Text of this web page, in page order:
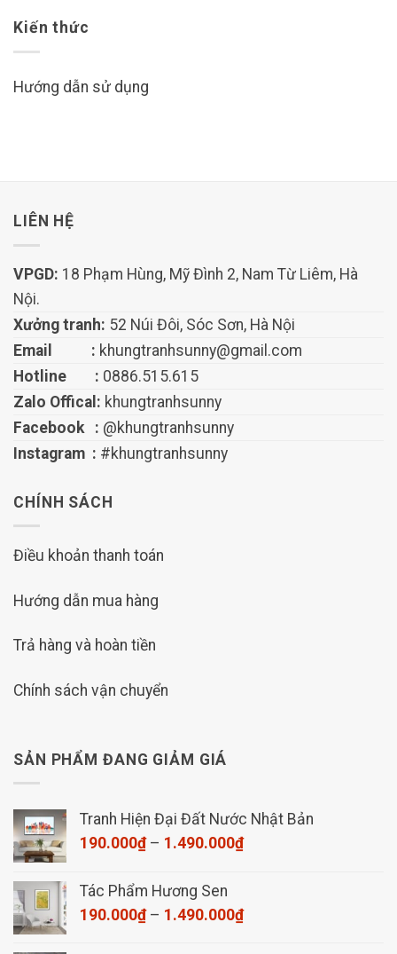
Kiến thức
Hướng dẫn sử dụng
LIÊN HỆ
VPGD: 18 Phạm Hùng, Mỹ Đình 2, Nam Từ Liêm, Hà
Nội.
Xưởng tranh: 52 Núi Đôi, Sóc Sơn, Hà Nội
Email : khungtranhsunny@gmail.com
Hotline : 0886.515.615
Zalo Offical: khungtranhsunny
Facebook : @khungtranhsunny
Instagram : #khungtranhsunny
CHÍNH SÁCH
Điều khoản thanh toán
Hướng dẫn mua hàng
Trả hàng và hoàn tiền
Chính sách vận chuyển
SẢN PHẨM ĐANG GIẢM GIÁ
Tranh Hiện Đại Đất Nước Nhật Bản
190.000₫ – 1.490.000₫Khoảng
Tác Phẩm Hương Sen
190.000₫ – 1.490.000₫Khoảng